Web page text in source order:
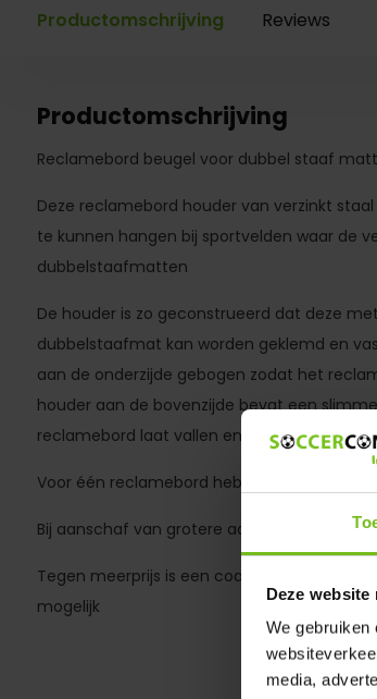
Deze
We gebruiken
media,
Productomschrijving Reviews
Productomschrijving
Reclamebord beugel voor dubbel staaf
Deze reclamebord houder van verzinkt
te kunnen hangen bij sportvelden waar de
dubbelstaafmatten
De houder is zo geconstrueerd dat deze
dubbelstaafmat kan worden geklemd en
aan de onderzijde gebogen zodat het
houder aan de bovenzijde bevat een
reclamebord laat vallen en vervolgens met
Voor één reclamebord heb je 2 van deze
Bij aanschaf van grotere aantallen is
Tegen meerprijs is een coating van de
mogelijk